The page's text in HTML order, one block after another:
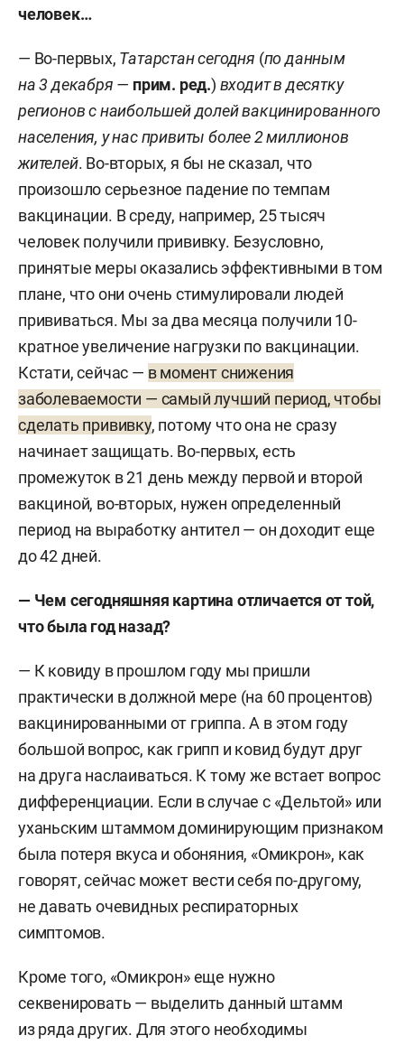
человек…
— Во-первых, Татарстан сегодня (по данным
на 3 декабря — прим. ред.) входит в десятку
регионов с наибольшей долей вакцинированного
населения, у нас привиты более 2 миллионов
жителей. Во-вторых, я бы не сказал, что
произошло серьезное падение по темпам
вакцинации. В среду, например, 25 тысяч
человек получили прививку. Безусловно,
принятые меры оказались эффективными в том
плане, что они очень стимулировали людей
прививаться. Мы за два месяца получили 10-
кратное увеличение нагрузки по вакцинации.
Кстати, сейчас — в момент снижения
заболеваемости — самый лучший период, чтобы
сделать прививку, потому что она не сразу
начинает защищать. Во-первых, есть
промежуток в 21 день между первой и второй
вакциной, во-вторых, нужен определенный
период на выработку антител — он доходит еще
до 42 дней.
— Чем сегодняшняя картина отличается от той,
что была год назад?
— К ковиду в прошлом году мы пришли
практически в должной мере (на 60 процентов)
вакцинированными от гриппа. А в этом году
большой вопрос, как грипп и ковид будут друг
на друга наслаиваться. К тому же встает вопрос
дифференциации. Если в случае с «Дельтой» или
уханьским штаммом доминирующим признаком
была потеря вкуса и обоняния, «Омикрон», как
говорят, сейчас может вести себя по-другому,
не давать очевидных респираторных
симптомов.
Кроме того, «Омикрон» еще нужно
секвенировать — выделить данный штамм
из ряда других. Для этого необходимы